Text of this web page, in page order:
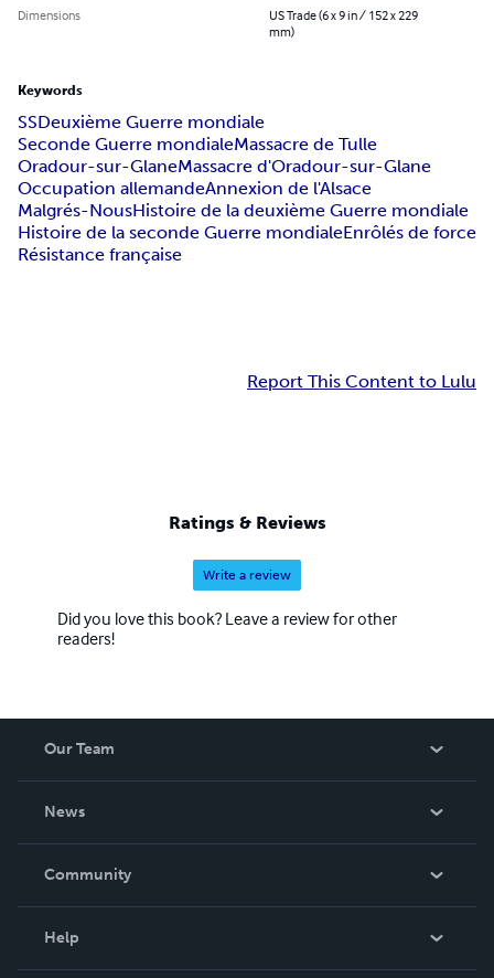
Dimensions
US Trade (6 x 9 in / 152 x 229
mm)
Keywords
SSDeuxième Guerre mondiale
Seconde Guerre mondialeMassacre de Tulle
Oradour-sur-GlaneMassacre d'Oradour-sur-Glane
Occupation allemandeAnnexion de l'Alsace
Malgrés-NousHistoire de la deuxième Guerre mondiale
Histoire de la seconde Guerre mondialeEnrôlés de force
Résistance française
Report This Content to Lulu
Ratings & Reviews
Write a review
Did you love this book? Leave a review for other
readers!
Our Team
News
In The News
Community
Help